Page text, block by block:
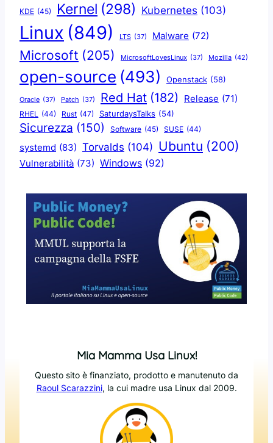
KDE (45) Kernel (298) Kubernetes (103)
Linux (849) LTS (37) Malware (72)
Microsoft (205) MicrosoftLovesLinux (37) Mozilla (42)
open-source (493) Openstack (58)
Oracle (37) Patch (37) Red Hat (182) Release (71)
RHEL (44) Rust (47) SaturdaysTalks (54)
Sicurezza (150) Software (45) SUSE (44)
systemd (83) Torvalds (104) Ubuntu (200)
Vulnerabilità (73) Windows (92)
Mia Mamma Usa Linux!
Questo sito è finanziato, prodotto e manutenuto da
Raoul Scarazzini, la cui madre usa Linux dal 2009.